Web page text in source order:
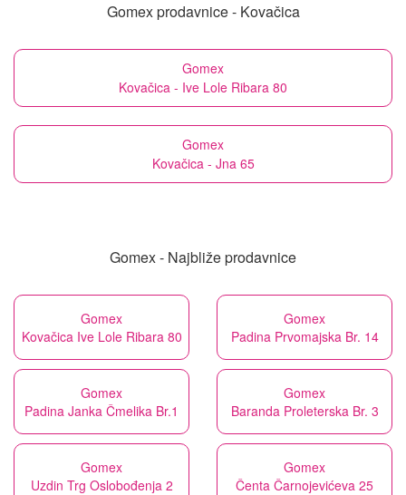
Gomex prodavnice - Kovačica
Gomex
Kovačica - Ive Lole Ribara 80
Gomex
Kovačica - Jna 65
Gomex - Najbliže prodavnice
Gomex
Kovačica Ive Lole Ribara 80
Gomex
Padina Prvomajska Br. 14
Gomex
Padina Janka Čmelika Br.1
Gomex
Baranda Proleterska Br. 3
Gomex
Uzdin Trg Oslobođenja 2
Gomex
Čenta Čarnojevićeva 25